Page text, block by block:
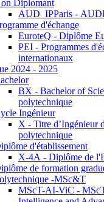
Diplomant
AUD_IPParis -
d'échange
EuroteQ - Diplôme
PEI - Programmes
internationaux
2024 - 2025
BX - Bachelor of
polytechnique
Ingénieur
X - Titre d’Ingénieur
polytechnique
d'établissement
X-4A - Diplôme de
de formation
-MSc&T
MScT-AI-ViC -